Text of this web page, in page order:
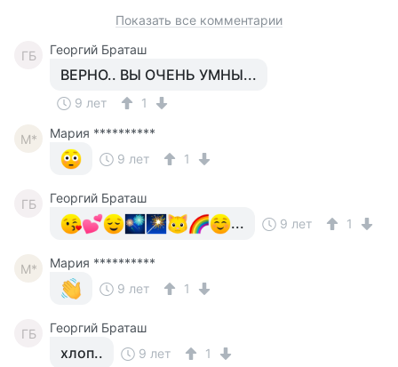
Показать все комментарии
ГБ Георгий Браташ
ВЕРНО.. ВЫ ОЧЕНЬ УМНЫ...
9 лет 1
М*
Мария **********
9 лет
1
ГБ Георгий Браташ
... 9 лет 1
М*
Мария **********
9 лет
1
ГБ Георгий Браташ
хлоп.. 9 лет 1